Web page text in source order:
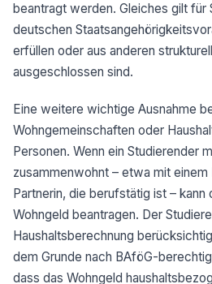
beantragt werden. Gleiches gilt für
deutschen
erfüllen oder aus anderen
ausgeschlossen sind.
Eine weitere wichtige Ausnahme
Wohngemeinschaften oder
Personen. Wenn ein Studierender
zusammenwohnt – etwa mit
Partnerin, die berufstätig ist – kann
Wohngeld beantragen. Der
Haushaltsberechnung
dem Grunde nach BAföG-
dass das Wohngeld